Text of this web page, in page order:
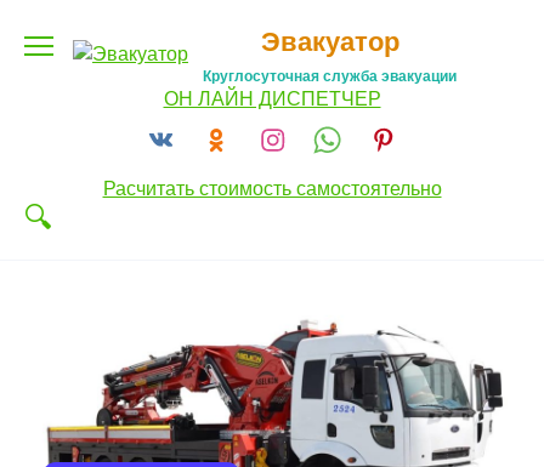
Эвакуатор
Круглосуточная служба эвакуации
ОН ЛАЙН ДИСПЕТЧЕР
Расчитать стоимость самостоятельно